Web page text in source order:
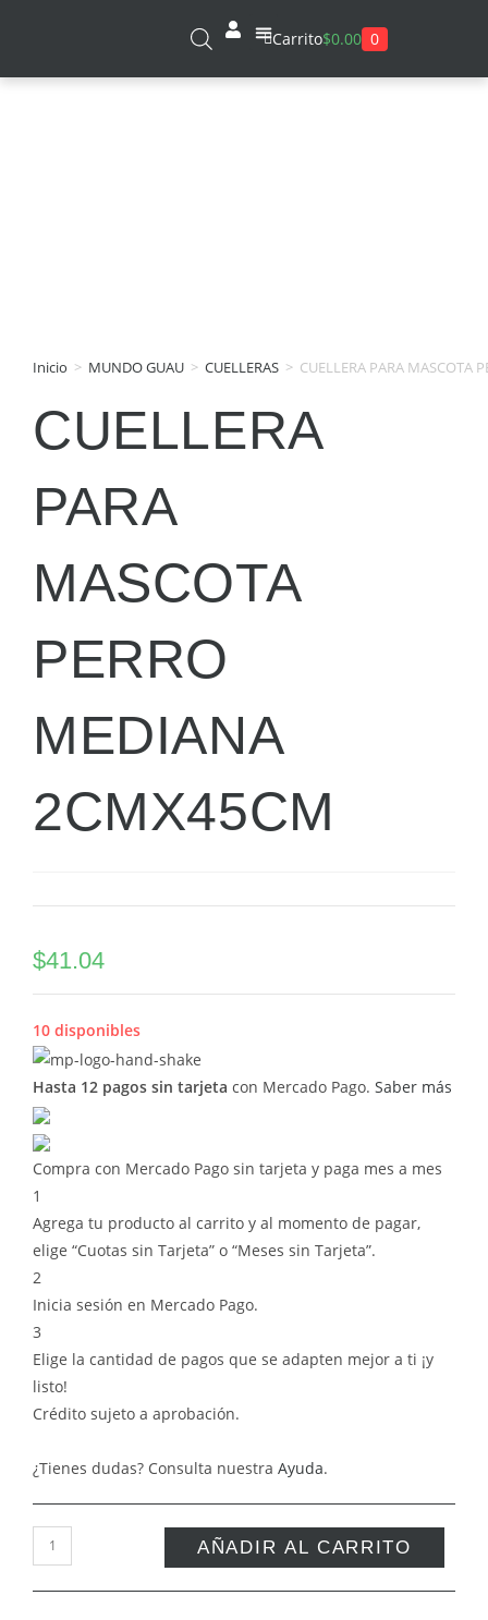
Carrito$0.00 0
Inicio > MUNDO GUAU > CUELLERAS > CUELLERA PARA MASCOTA
CUELLERA
PARA
MASCOTA
PERRO
MEDIANA
2CMX45CM
$41.04
10 disponibles
Hasta 12 pagos sin tarjeta con Mercado Pago. Saber más
Compra con Mercado Pago sin tarjeta y paga mes a mes
1
Agrega tu producto al carrito y al momento de pagar,
elige “Cuotas sin Tarjeta” o “Meses sin Tarjeta”.
2
Inicia sesión en Mercado Pago.
3
Elige la cantidad de pagos que se adapten mejor a ti ¡y
listo!
Crédito sujeto a aprobación.
¿Tienes dudas? Consulta nuestra Ayuda.
AÑADIR AL CARRITO